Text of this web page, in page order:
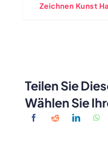
Zeichnen Kunst
Teilen Sie
Wählen Sie